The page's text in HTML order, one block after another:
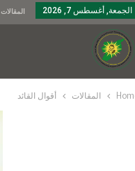
الجمعة, أغسطس 7, 2026 المقالات
المقالات أقوال القائد